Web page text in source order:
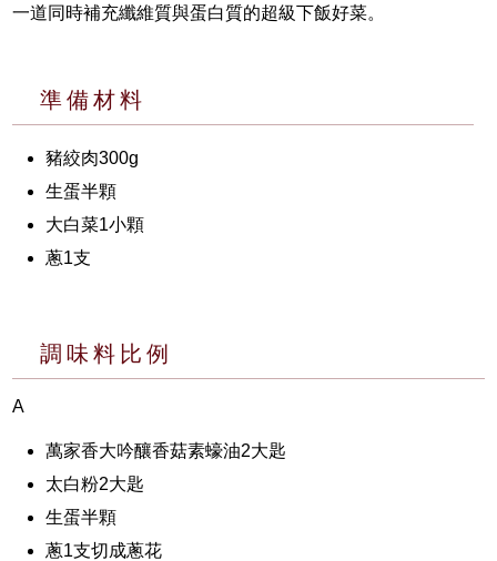
一道同時補充纖維質與蛋白質的超級下飯好菜。
準備材料
豬絞肉300g
生蛋半顆
大白菜1小顆
蔥1支
調味料比例
A
萬家香大吟釀香菇素蠔油2大匙
太白粉2大匙
生蛋半顆
蔥1支切成蔥花